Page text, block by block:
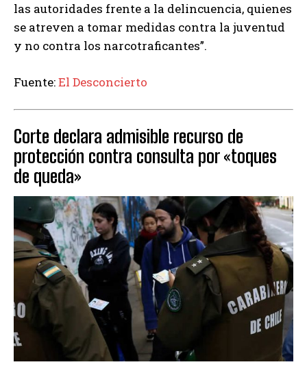
las autoridades frente a la delincuencia, quienes
se atreven a tomar medidas contra la juventud
y no contra los narcotraficantes”.
Fuente:El Desconcierto
Corte declara admisible recurso de
protección contra consulta por «toques
de queda»